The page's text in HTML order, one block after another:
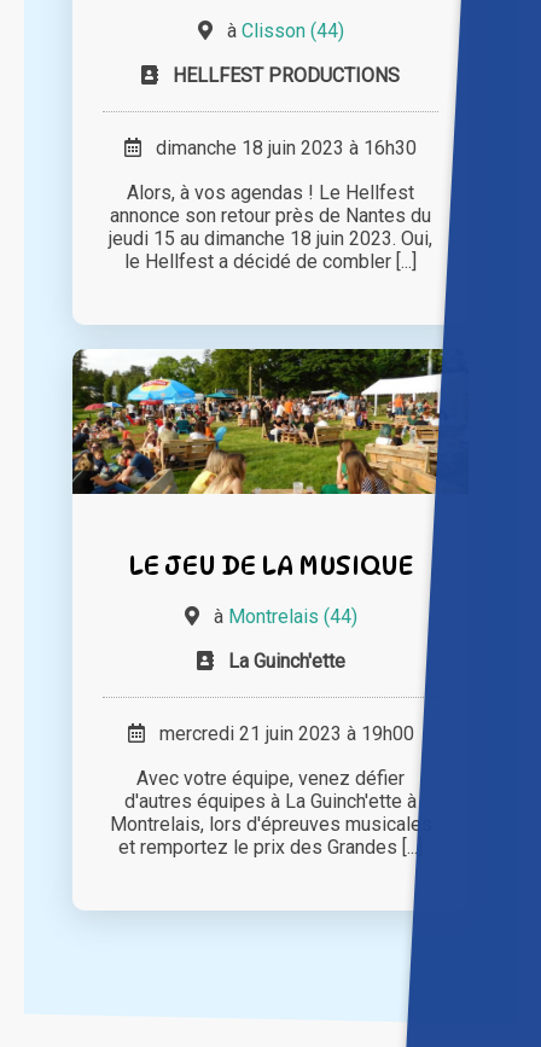
à Clisson (44)
HELLFEST PRODUCTIONS
dimanche 18 juin 2023 à 16h30
Alors, à vos agendas ! Le Hellfest
annonce son retour près de Nantes du
jeudi 15 au dimanche 18 juin 2023. Oui,
le Hellfest a décidé de combler [...]
LE JEU DE LA MUSIQUE
à Montrelais (44)
La Guinch'ette
mercredi 21 juin 2023 à 19h00
Avec votre équipe, venez défier
d'autres équipes à La Guinch'ette à
Montrelais, lors d'épreuves musicales
et remportez le prix des Grandes [...]